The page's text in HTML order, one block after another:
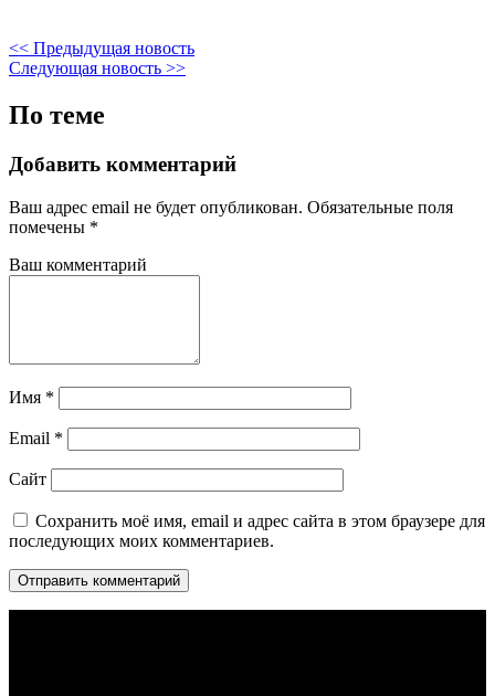
<< Предыдущая новость
Следующая новость >>
По теме
Добавить комментарий
Ваш адрес email не будет опубликован. Обязательные поля
помечены *
Ваш комментарий
Имя *
Email *
Сайт
Сохранить моё имя, email и адрес сайта в этом браузере для
последующих моих комментариев.